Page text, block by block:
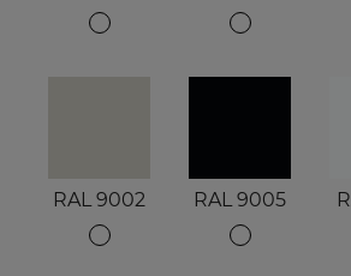
RAL 9002 RAL 9005